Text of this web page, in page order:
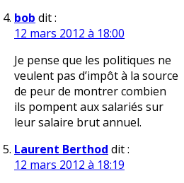
bob dit :
12 mars 2012 à 18:00
Je pense que les politiques ne
veulent pas d’impôt à la source
de peur de montrer combien
ils pompent aux salariés sur
leur salaire brut annuel.
Laurent Berthod dit :
12 mars 2012 à 18:19